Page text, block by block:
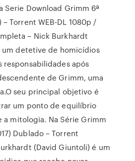
Serie Download Grimm 6ª
– Torrent WEB-DL 1080p /
– Nick Burkhardt
um detetive de homicídios
responsabilidades após
de Grimm, uma
seu principal objetivo é
um ponto de equilíbrio
a mitologia. Na Série Grimm
Dublado – Torrent
(David Giuntoli) é um